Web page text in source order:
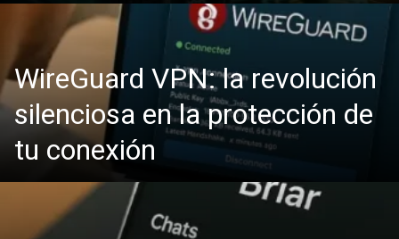
WireGuard VPN: la revolución
silenciosa en la protección de
tu conexión